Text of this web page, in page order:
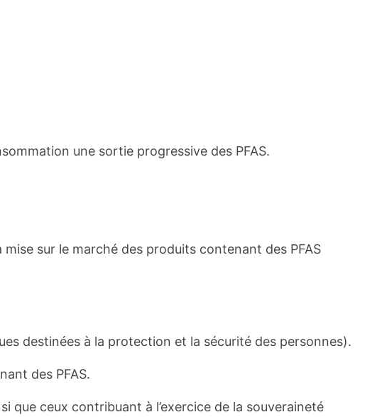
une sortie progressive des PFAS.
sur le marché des produits contenant des PFAS
destinées à la protection et la sécurité des personnes).
des PFAS.
que ceux contribuant à l’exercice de la souveraineté